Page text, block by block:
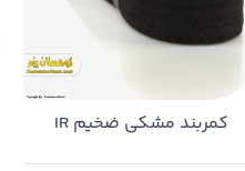
کمربند مشکی ضخیم IR